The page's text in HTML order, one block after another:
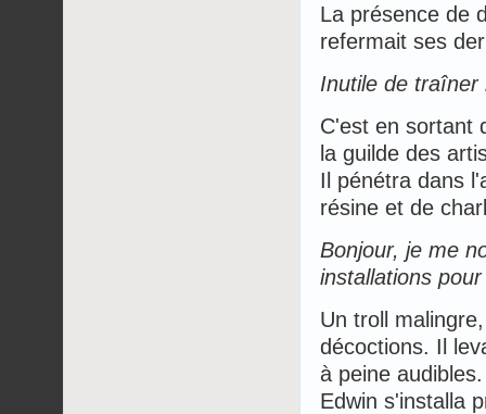
La présence de
refermait ses
Inutile de traîner
C'est en sortant
la guilde des
Il pénétra dans
résine et de
Bonjour, je me
installations
Un troll
décoctions. Il
à peine audibles.
Edwin s'installa